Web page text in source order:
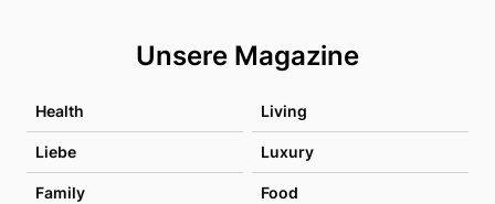
Unsere Magazine
Health Living
Liebe Luxury
Family Food